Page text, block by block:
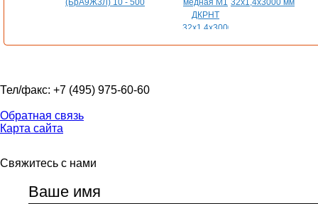
(БрА9Ж3Л) 10 - 500
32х1,4х3000 мм
Тел/факс: +7 (495) 975-60-60
Обратная связь
Карта сайта
Свяжитесь с нами
Ваше имя